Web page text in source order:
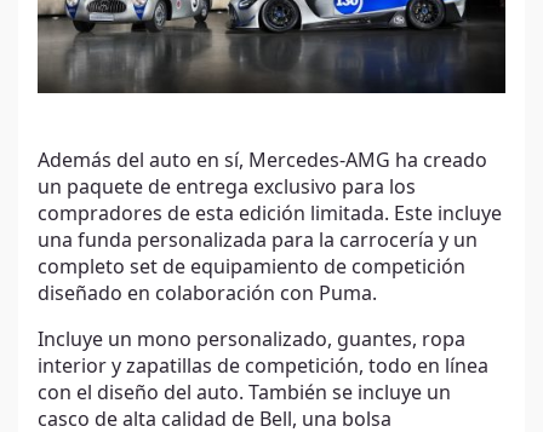
Además del auto en sí, Mercedes-AMG ha creado
un paquete de entrega exclusivo para los
compradores de esta edición limitada. Este incluye
una funda personalizada para la carrocería y un
completo set de equipamiento de competición
diseñado en colaboración con Puma.
Incluye un mono personalizado, guantes, ropa
interior y zapatillas de competición, todo en línea
con el diseño del auto. También se incluye un
casco de alta calidad de Bell, una bolsa